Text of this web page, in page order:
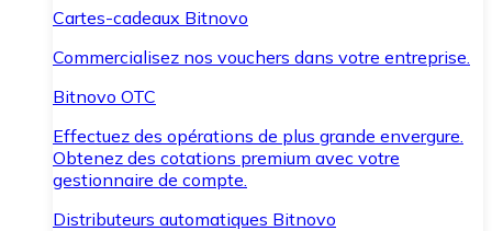
Cartes-cadeaux Bitnovo
Commercialisez nos vouchers dans votre entreprise.
Bitnovo OTC
Effectuez des opérations de plus grande envergure.
Obtenez des cotations premium avec votre
gestionnaire de compte.
Distributeurs automatiques Bitnovo